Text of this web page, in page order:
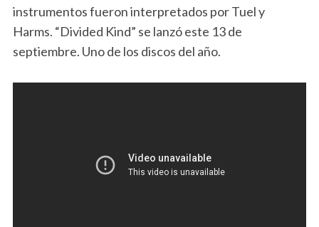
instrumentos fueron interpretados por Tuel y
Harms. “Divided Kind” se lanzó este 13 de
septiembre. Uno de los discos del año.